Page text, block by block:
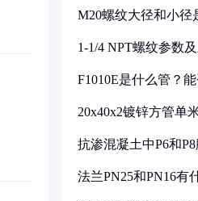
M20螺纹大径和小径
1-1/4 NPT螺纹参数
F1010E是什么管？
20x40x2镀锌方管单
抗渗混凝土中P6和
法兰PN25和PN16有